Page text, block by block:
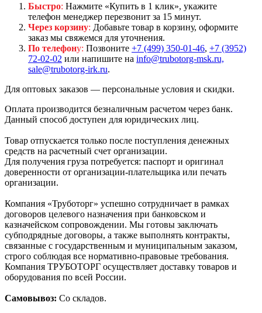
Быстро: Нажмите «Купить в 1 клик», укажите
телефон менеджер перезвонит за 15 минут.
Через корзину: Добавьте товар в корзину, оформите
заказ мы свяжемся для уточнения.
По телефону: Позвоните +7 (499) 350-01-46, +7 (3952)
72-02-02 или напишите на info@trubotorg-msk.ru,
sale@trubotorg-irk.ru.
Для оптовых заказов — персональные условия и скидки.
Оплата производится безналичным расчетом через банк.
Данный способ доступен для юридических лиц.
Товар отпускается только после поступления денежных
средств на расчетный счет организации.
Для получения груза потребуется: паспорт и оригинал
доверенности от организации-плательщика или печать
организации.
Компания «Труботорг» успешно сотрудничает в рамках
договоров целевого назначения при банковском и
казначейском сопровождении. Мы готовы заключать
субподрядные договоры, а также выполнять контракты,
связанные с государственным и муниципальным заказом,
строго соблюдая все нормативно-правовые требования.
Компания ТРУБОТОРГ осуществляет доставку товаров и
оборудования по всей России.
Самовывоз: Со складов.